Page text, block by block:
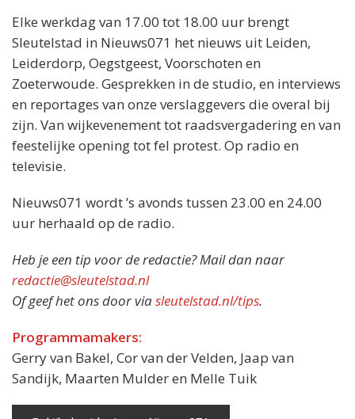
Elke werkdag van 17.00 tot 18.00 uur brengt
Sleutelstad in Nieuws071 het nieuws uit Leiden,
Leiderdorp, Oegstgeest, Voorschoten en
Zoeterwoude. Gesprekken in de studio, en interviews
en reportages van onze verslaggevers die overal bij
zijn. Van wijkevenement tot raadsvergadering en van
feestelijke opening tot fel protest. Op radio en
televisie.
Nieuws071 wordt ’s avonds tussen 23.00 en 24.00
uur herhaald op de radio.
Heb je een tip voor de redactie? Mail dan naar
redactie@sleutelstad.nl
Of geef het ons door viasleutelstad.nl/tips.
Programmamakers:
Gerry van Bakel, Cor van der Velden, Jaap van
Sandijk, Maarten Mulder en Melle Tuik